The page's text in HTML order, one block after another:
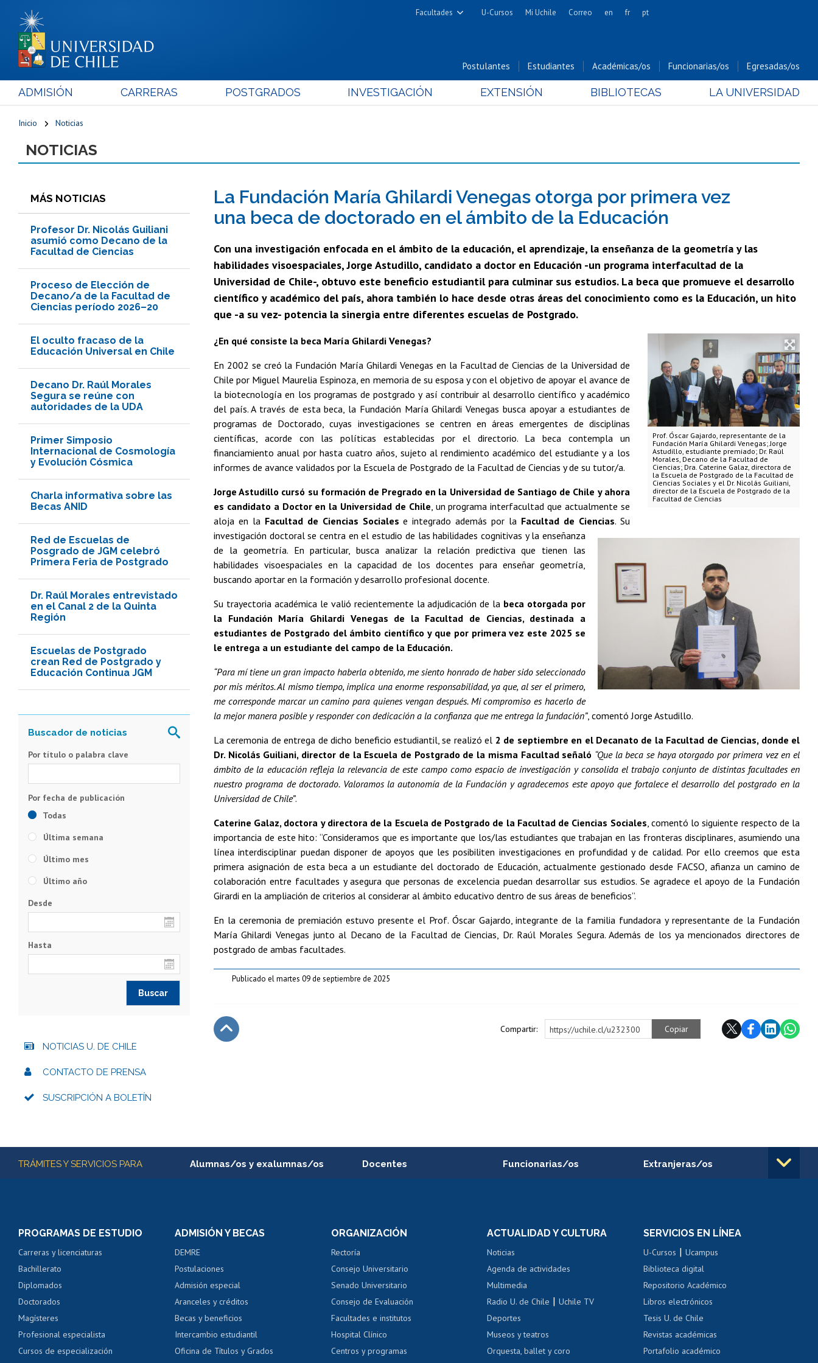
Facultades
Cs. Físicas y Matemáticas
Cs. Forestales y Conservación
Cs. Químicas y Farmacéuticas
Cs. Sociales
Estudios Avanzados en Educación
Estudios Internacionales
Nutrición y Tecnología de
Bachillerato
U-Cursos Mi Uchile Correo en fr pt
Postulantes Estudiantes Académicas/os Funcionarias/os Egresadas/os
ADMISIÓN CARRERAS POSTGRADOS INVESTIGACIÓN EXTENSIÓN BIBLIOTECAS LA UNIVERSIDAD
Inicio Noticias
NOTICIAS
MÁS NOTICIAS
Profesor Dr. Nicolás Guiliani
asumió como Decano de la
Facultad de Ciencias
Proceso de Elección de
Decano/a de la Facultad de
Ciencias período 2026–20
El oculto fracaso de la
Educación Universal en Chile
Decano Dr. Raúl Morales
Segura se reúne con
autoridades de la UDA
Primer Simposio
Internacional de Cosmología
y Evolución Cósmica
Charla informativa sobre las
Becas ANID
Red de Escuelas de
Posgrado de JGM celebró
Primera Feria de Postgrado
Dr. Raúl Morales entrevistado
en el Canal 2 de la Quinta
Región
Escuelas de Postgrado
crean Red de Postgrado y
Educación Continua JGM
La Fundación María Ghilardi Venegas otorga por primera vez
una beca de doctorado en el ámbito de la Educación
Con una investigación enfocada en el ámbito de la educación, el aprendizaje, la enseñanza de la geometría y las
habilidades visoespaciales, Jorge Astudillo, candidato a doctor en Educación -un programa interfacultad de la
Universidad de Chile-, obtuvo este beneficio estudiantil para culminar sus estudios. La beca que promueve el desarrollo
científico y académico del país, ahora también lo hace desde otras áreas del conocimiento como es la Educación, un hito
que -a su vez- potencia la sinergia entre diferentes escuelas de Postgrado.
Prof. Óscar Gajardo, representante de la
Fundación María Ghilardi Venegas; Jorge
Astudillo, estudiante premiado; Dr. Raúl
Morales, Decano de la Facultad de
Ciencias; Dra. Caterine Galaz, directora de
la Escuela de Postgrado de la Facultad de
Ciencias Sociales y el Dr. Nicolás Guiliani,
director de la Escuela de Postgrado de la
Facultad de Ciencias
¿En qué consiste la beca María Ghilardi Venegas?
En 2002 se creó la Fundación María Ghilardi Venegas en la Facultad de Ciencias de la Universidad de
Chile por Miguel Maurelia Espinoza, en memoria de su esposa y con el objetivo de apoyar el avance de
la biotecnología en los programas de postgrado y así contribuir al desarrollo científico y académico
del país. A través de esta beca, la Fundación María Ghilardi Venegas busca apoyar a estudiantes de
programas de Doctorado, cuyas investigaciones se centren en áreas emergentes de disciplinas
científicas, acorde con las políticas establecidas por el directorio. La beca contempla un
financiamiento anual por hasta cuatro años, sujeto al rendimiento académico del estudiante y a los
informes de avance validados por la Escuela de Postgrado de la Facultad de Ciencias y de su tutor/a.
Jorge Astudillo cursó su formación de Pregrado en la Universidad de Santiago de Chile y ahora
es candidato a Doctor en la Universidad de Chile , un programa interfacultad que actualmente se
aloja en la Facultad de Ciencias Sociales e integrado además por la Facultad de Ciencias. Su
investigación doctoral se centra en el estudio de las habilidades cognitivas y la enseñanza
de la geometría. En particular, busca analizar la relación predictiva que tienen las
habilidades visoespaciales en la capacidad de los docentes para enseñar geometría,
buscando aportar en la formación y desarrollo profesional docente.
Su trayectoria académica le valió recientemente la adjudicación de la beca otorgada por
la Fundación María Ghilardi Venegas de la Facultad de Ciencias, destinada a
estudiantes de Postgrado del ámbito científico y que por primera vez este 2025 se
le entrega a un estudiante del campo de la Educación.
“Para mí tiene un gran impacto haberla obtenido, me siento honrado de haber sido seleccionado
por mis méritos. Al mismo tiempo, implica una enorme responsabilidad, ya que, al ser el primero,
me corresponde marcar un camino para quienes vengan después. Mi compromiso es hacerlo de
la mejor manera posible y responder con dedicación a la confianza que me entrega la fundación”, comentó Jorge Astudillo.
La ceremonia de entrega de dicho beneficio estudiantil, se realizó el 2 de septiembre en el Decanato de la Facultad de Ciencias, donde el
Dr. Nicolás Guiliani, director de la Escuela de Postgrado de la misma Facultad señaló “Que la beca se haya otorgado por primera vez en el
ámbito de la educación refleja la relevancia de este campo como espacio de investigación y consolida el trabajo conjunto de distintas facultades en
nuestro programa de doctorado. Valoramos la autonomía de la Fundación y agradecemos este apoyo que fortalece el desarrollo del postgrado en la
Universidad de Chile”.
Caterine Galaz, doctora y directora de la Escuela de Postgrado de la Facultad de Ciencias Sociales , comentó lo siguiente respecto de la
importancia de este hito: “Consideramos que es importante que los/las estudiantes que trabajan en las fronteras disciplinares, asumiendo una
línea interdisciplinar puedan disponer de apoyos que les posibiliten investigaciones en profundidad y de calidad. Por ello creemos que esta
primera asignación de esta beca a un estudiante del doctorado de Educación, actualmente gestionado desde FACSO, afianza un camino de
colaboración entre facultades y asegura que personas de excelencia puedan desarrollar sus estudios. Se agradece el apoyo de la Fundación
Girardi en la ampliación de criterios al considerar al ámbito educativo dentro de sus áreas de beneficios”.
En la ceremonia de premiación estuvo presente el Prof. Óscar Gajardo, integrante de la familia fundadora y representante de la Fundación
María Ghilardi Venegas junto al Decano de la Facultad de Ciencias, Dr. Raúl Morales Segura. Además de los ya mencionados directores de
postgrado de ambas facultades.
Publicado el martes 09 de septiembre de 2025
Compartir: https://uchile.cl/u232300 Copiar
Por título o palabra clave
Todas
Última semana
Último mes
Último año
Desde
Hasta
NOTICIAS U. DE CHILE
CONTACTO DE PRENSA
SUSCRIPCIÓN A BOLETÍN
Más información
TRÁMITES Y SERVICIOS PARA Alumnas/os y exalumnas/os
Servicio médico y dental
Pago de arancel y crédito alumnos
Pago de arancel y crédito exalumnos
Certificado de títulos y grados
Docentes
Perfeccionamiento
Evaluación docente
Calificación académica
Postulación al AUCAI
Funcionarias/os
Portal de movilidad interna
Certificado de renta
Certificado de renta
Extranjeras/os
Cursos de español
Mi Uchile Ayuda tecnológica Tarjeta TUI Acoso laboral, sexual y violencia Denuncias administrativas
PROGRAMAS DE ESTUDIO
Carreras y licenciaturas
Bachillerato
Diplomados
Doctorados
Magísteres
Profesional especialista
Cursos de especialización
ADMISIÓN Y BECAS
DEMRE
Postulaciones
Admisión especial
Aranceles y créditos
Becas y beneficios
Intercambio estudiantil
Oficina de Títulos y Grados
ORGANIZACIÓN
Rectoría
Consejo Universitario
Senado Universitario
Consejo de Evaluación
Facultades e institutos
Hospital Clínico
Centros y programas
ACTUALIDAD Y CULTURA
Noticias
Agenda de actividades
Multimedia
Radio U. de Chile |Uchile TV
Deportes
Museos y teatros
Orquesta, ballet y coro
SERVICIOS EN LÍNEA
U-Cursos |Ucampus
Biblioteca digital
Repositorio Académico
Libros electrónicos
Tesis U. de Chile
Revistas académicas
Portafolio académico